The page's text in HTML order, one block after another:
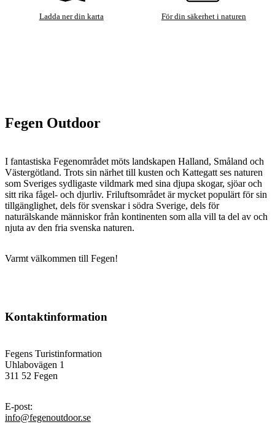
Ladda ner din karta För din säkerhet i naturen
Fegen Outdoor
I fantastiska Fegenområdet möts landskapen Halland, Småland och
Västergötland. Trots sin närhet till kusten och Kattegatt ses naturen
som Sveriges sydligaste vildmark med sina djupa skogar, sjöar och
sitt rika fågel- och djurliv. Friluftsområdet är mycket populärt för sin
tillgänglighet, dels för svenskar i södra Sverige, dels för
naturälskande människor från kontinenten som alla vill ta del av och
njuta av den fria svenska naturen.
Varmt välkommen till Fegen!
Kontaktinformation
Fegens Turistinformation
Uhlabovägen 1
311 52 Fegen
E-post:
info@fegenoutdoor.se